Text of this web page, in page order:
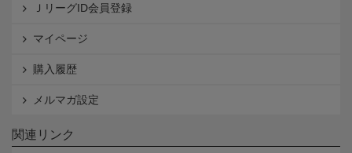
ＪリーグID会員登録
マイページ
購入履歴
メルマガ設定
関連リンク